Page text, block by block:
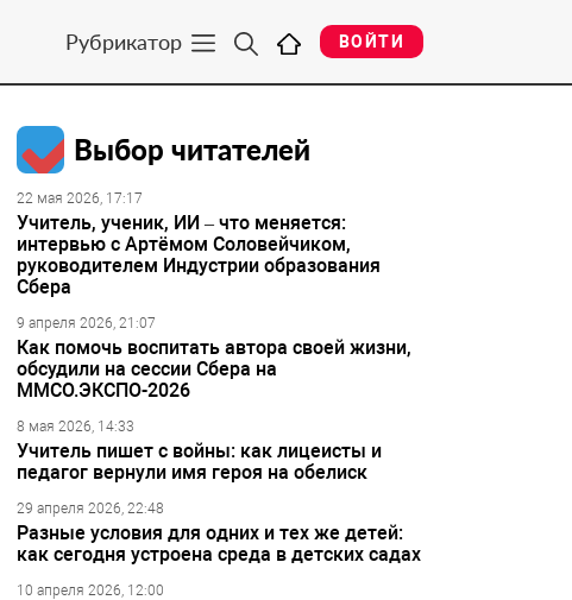
Рубрикатор ВОЙТИ
Выбор читателей
22 мая 2026, 17:17
Учитель, ученик, ИИ – что меняется:
интервью с Артёмом Соловейчиком,
руководителем Индустрии образования
Сбера
9 апреля 2026, 21:07
Как помочь воспитать автора своей жизни,
обсудили на сессии Сбера на
ММСО.ЭКСПО-2026
8 мая 2026, 14:33
Учитель пишет с войны: как лицеисты и
педагог вернули имя героя на обелиск
29 апреля 2026, 22:48
Разные условия для одних и тех же детей:
как сегодня устроена среда в детских садах
10 апреля 2026, 12:00